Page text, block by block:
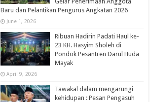
Baru dan Pelantikan Pengurus Angkatan 2026
June 1, 2026
Ribuan Hadirin Padati Haul ke-
23 KH. Hasyim Sholeh di
Pondok Pesantren Darul Huda
Mayak
April 9, 2026
Tawakal dalam mengarungi
kehidupan : Pesan Pengasuh